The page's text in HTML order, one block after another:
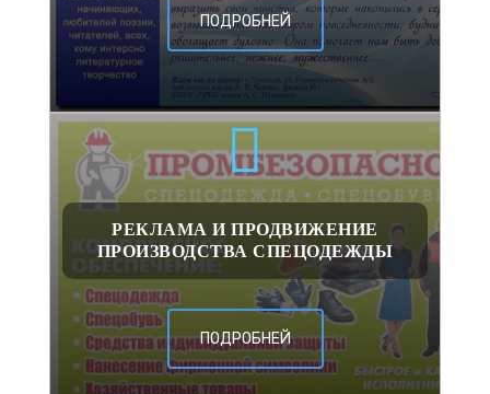
ПОДРОБНЕЙ
РЕКЛАМА И ПРОДВИЖЕНИЕ
ПРОИЗВОДСТВА СПЕЦОДЕЖДЫ
ПОДРОБНЕЙ